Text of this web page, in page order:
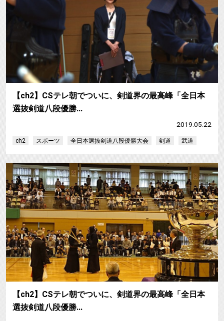
【ch2】CSテレ朝でついに、剣道界の最高峰「全日本
選抜剣道八段優勝…
2019.05.22
ch2 スポーツ 全日本選抜剣道八段優勝大会 剣道 武道
【ch2】CSテレ朝でついに、剣道界の最高峰「全日本
選抜剣道八段優勝…